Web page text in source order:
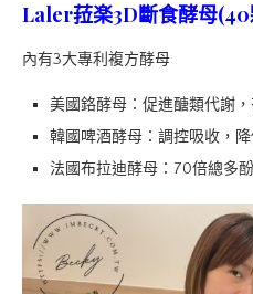
Laler菈楽3D斷食酵母
內有3大專利複方酵母
美國鉻酵母：促進醣類代謝
韓國啤酒酵母：調控吸收，
法國布拉迪酵母：70倍總多